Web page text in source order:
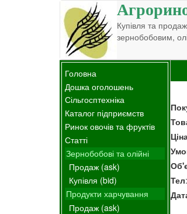
Купівля та
зернобобовим,
Головна
Дошка оголошень
Сільгосптехніка
Каталог підприємств
Ринок овочів та фруктів
Статті
Зернобобові та олійні
Продаж (ask)
Купівля (bid)
Продукти харчування
Продаж (ask)
Тел